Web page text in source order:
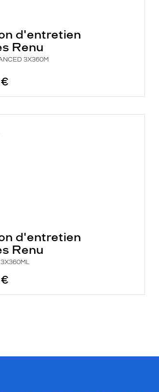
d'entretien
Renu
3X360M
d'entretien
Renu